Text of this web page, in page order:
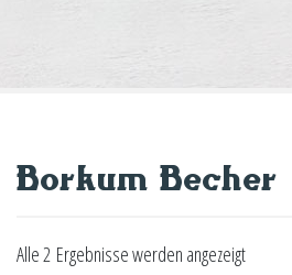
Borkum Becher
Alle 2 Ergebnisse werden angezeigt